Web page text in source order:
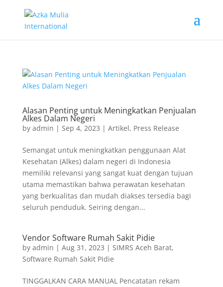
Alasan Penting untuk Meningkatkan Penjualan
Alkes Dalam Negeri
by admin | Sep 4, 2023 | Artikel, Press Release
Semangat untuk meningkatkan penggunaan Alat
Kesehatan (Alkes) dalam negeri di Indonesia
memiliki relevansi yang sangat kuat dengan tujuan
utama memastikan bahwa perawatan kesehatan
yang berkualitas dan mudah diakses tersedia bagi
seluruh penduduk. Seiring dengan...
Vendor Software Rumah Sakit Pidie
by admin | Aug 31, 2023 | SIMRS Aceh Barat,
Software Rumah Sakit Pidie
TINGGALKAN CARA MANUAL Pencatatan rekam